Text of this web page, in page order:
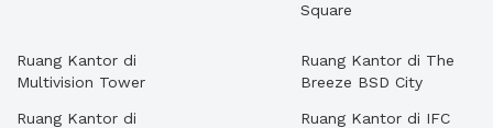
Square
Ruang Kantor di
Multivision Tower
Ruang Kantor di
Ruang Kantor di The
Breeze BSD City
Ruang Kantor di IFC